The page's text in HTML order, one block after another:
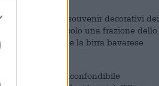
cattedrali sono souvenir decorativi dei
e verza sono solo una frazione dello
musica e la birra bavarese
di birra, l'inconfondibile